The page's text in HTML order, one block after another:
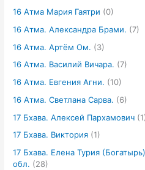
16 Атма Мария Гаятри (0)
16 Атма. Александра Брами. (7)
16 Атма. Артём Ом. (3)
16 Атма. Василий Вичара. (7)
16 Атма. Евгения Агни. (10)
16 Атма. Светлана Сарва. (6)
17 Бхава. Алексей Пархамович
17 Бхава. Виктория (1)
17 Бхава. Елена Турия
обл. (28)